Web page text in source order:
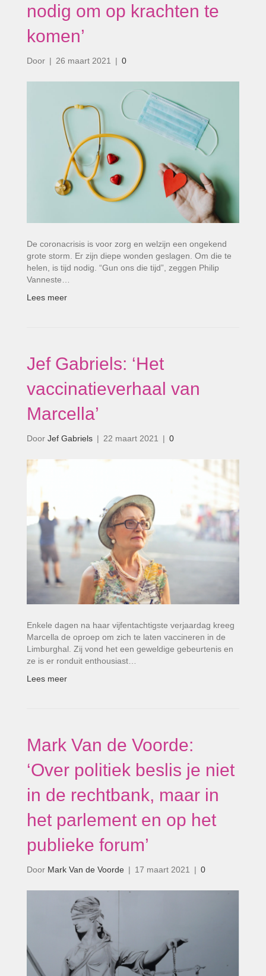
nodig om op krachten te
komen’
Door | 26 maart 2021 | 0
De coronacrisis is voor zorg en welzijn een ongekend
grote storm. Er zijn diepe wonden geslagen. Om die te
helen, is tijd nodig. “Gun ons die tijd”, zeggen Philip
Vanneste…
Lees meer
Jef Gabriels: ‘Het
vaccinatieverhaal van
Marcella’
Door Jef Gabriels | 22 maart 2021 | 0
Enkele dagen na haar vijfentachtigste verjaardag kreeg
Marcella de oproep om zich te laten vaccineren in de
Limburghal. Zij vond het een geweldige gebeurtenis en
ze is er ronduit enthousiast…
Lees meer
Mark Van de Voorde:
‘Over politiek beslis je niet
in de rechtbank, maar in
het parlement en op het
publieke forum’
Door Mark Van de Voorde | 17 maart 2021 | 0